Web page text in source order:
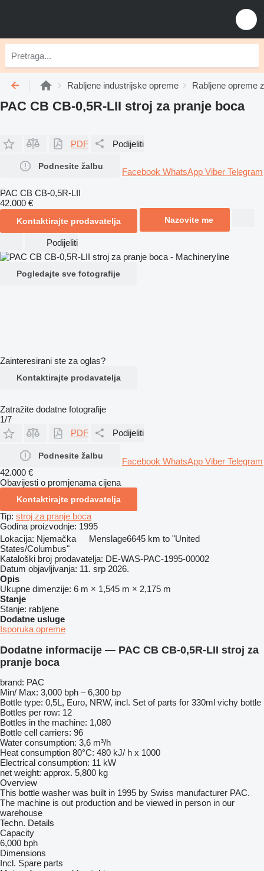
Rabljene industrijske opreme Rabljene opreme
PAC CB CB-0,5R-LII stroj za pranje boca
PDF Podijeliti
Podnesite žalbu
Facebook WhatsApp Viber Telegram
PAC CB CB-0,5R-LII
42.000 €
Kontaktirajte prodavatelja Nazovite me
Podijeliti
Pogledajte sve fotografije
Zainteresirani ste za oglas?
Kontaktirajte prodavatelja
Zatražite dodatne fotografije
1/7
PDF
Podijeliti
Podnesite žalbu
Facebook WhatsApp Viber Telegram
42.000 €
Obavijesti o promjenama cijena
Kontaktirajte prodavatelja
Tip: stroj za pranje boca
Godina proizvodnje: 1995
Lokacija: Njemačka Menslage6645 km to "United
States/Columbus"
Kataloški broj prodavatelja: DE-WAS-PAC-1995-00002
Datum objavljivanja: 11. srp 2026.
Opis
Ukupne dimenzije: 6 m × 1,545 m × 2,175 m
Stanje
Stanje: rabljene
Dodatne usluge
Isporuka opreme
Dodatne informacije — PAC CB CB-0,5R-LII stroj za
pranje boca
brand: PAC
Min/ Max: 3,000 bph – 6,300 bp
Bottle type: 0,5L, Euro, NRW, incl. Set of parts for 330ml vichy bottle
Bottles per row: 12
Bottles in the machine: 1,080
Bottle cell carriers: 96
Water consumption: 3,6 m³/h
Heat consumption 80°C: 480 kJ/ h x 1000
Electrical consumption: 11 kW
net weight: approx. 5,800 kg
Overview
This bottle washer was built in 1995 by Swiss manufacturer PAC.
The machine is out production and be viewed in person in our
warehouse
Techn. Details
Capacity
6,000 bph
Dimensions
Incl. Spare parts